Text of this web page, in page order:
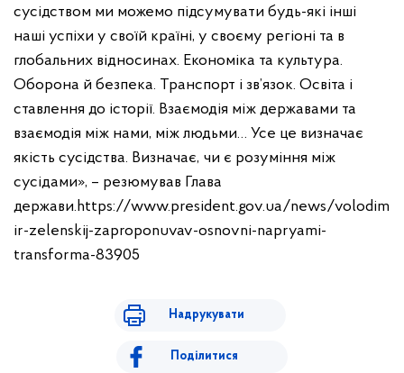
сусідством ми можемо підсумувати будь-які інші
наші успіхи у своїй країні, у своєму регіоні та в
глобальних відносинах. Економіка та культура.
Оборона й безпека. Транспорт і зв’язок. Освіта і
ставлення до історії. Взаємодія між державами та
взаємодія між нами, між людьми… Усе це визначає
якість сусідства. Визначає, чи є розуміння між
сусідами», – резюмував Глава
держави. https://www.president.gov.ua/news/volodim
ir-zelenskij-zaproponuvav-osnovni-napryami-
transforma-83905
Надрукувати
Поділитися